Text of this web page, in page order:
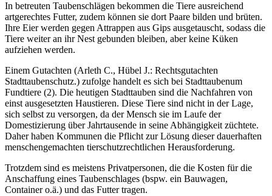
In betreuten Taubenschlägen bekommen die Tiere ausreichend
artgerechtes Futter, zudem können sie dort Paare bilden und brüten.
Ihre Eier werden gegen Attrappen aus Gips ausgetauscht, sodass die
Tiere weiter an ihr Nest gebunden bleiben, aber keine Küken
aufziehen werden.
Einem Gutachten (Arleth C., Hübel J.: Rechtsgutachten
Stadttaubenschutz.) zufolge handelt es sich bei Stadttaubenum
Fundtiere (2). Die heutigen Stadttauben sind die Nachfahren von
einst ausgesetzten Haustieren. Diese Tiere sind nicht in der Lage,
sich selbst zu versorgen, da der Mensch sie im Laufe der
Domestizierung über Jahrtausende in seine Abhängigkeit züchtete.
Daher haben Kommunen die Pflicht zur Lösung dieser dauerhaften
menschengemachten tierschutzrechtlichen Herausforderung.
Trotzdem sind es meistens Privatpersonen, die die Kosten für die
Anschaffung eines Taubenschlages (bspw. ein Bauwagen,
Container o.ä.) und das Futter tragen.